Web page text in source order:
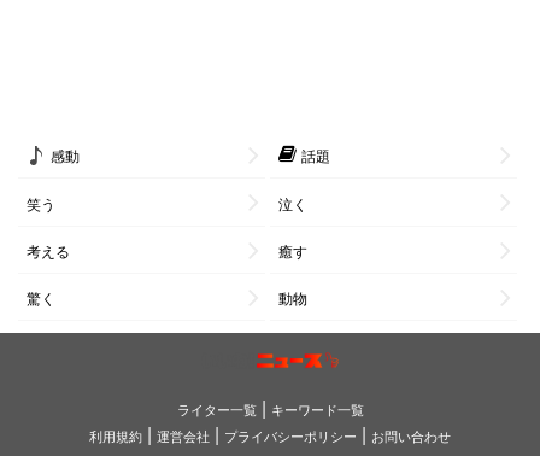
感動 話題
笑う 泣く
考える 癒す
驚く 動物
ライター一覧| キーワード一覧
利用規約 | 運営会社 | プライバシーポリシー | お問い合わせ